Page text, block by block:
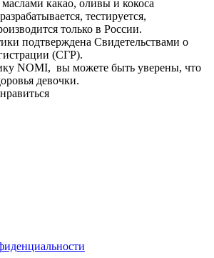
маслами какао, оливы и кокоса
тестируется,
только в России.
подтверждена Свидетельствами о
(СГР).
NOMI, вы можете быть уверены, что
девочки.